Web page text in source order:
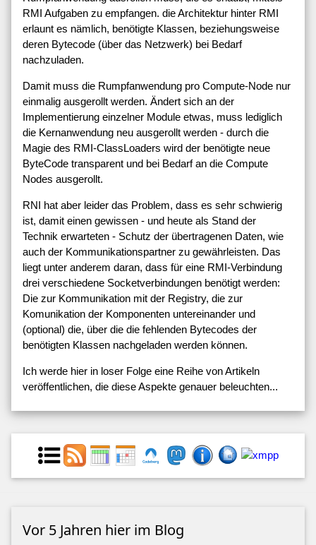
RMI Aufgaben zu empfangen. die Architektur hinter RMI
erlaunt es nämlich, benötigte Klassen, beziehungsweise
deren Bytecode (über das Netzwerk) bei Bedarf
nachzuladen.
Damit muss die Rumpfanwendung pro Compute-Node nur
einmalig ausgerollt werden. Ändert sich an der
Implementierung einzelner Module etwas, muss lediglich
die Kernanwendung neu ausgerollt werden - durch die
Magie des RMI-ClassLoaders wird der benötigte neue
ByteCode transparent und bei Bedarf an die Compute
Nodes ausgerollt.
RNI hat aber leider das Problem, dass es sehr schwierig
ist, damit einen gewissen - und heute als Stand der
Technik erwarteten - Schutz der übertragenen Daten, wie
auch der Kommunikationspartner zu gewährleisten. Das
liegt unter anderem daran, dass für eine RMI-Verbindung
drei verschiedene Socketverbindungen benötigt werden:
Die zur Kommunikation mit der Registry, die zur
Komunikation der Komponenten untereinander und
(optional) die, über die die fehlenden Bytecodes der
benötigten Klassen nachgeladen werden können.
Ich werde hier in loser Folge eine Reihe von Artikeln
veröffentlichen, die diese Aspekte genauer beleuchten...
Vor 5 Jahren hier im Blog